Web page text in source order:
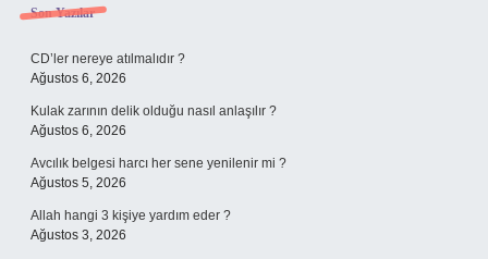
Sidebar
Son Yazılar
CD’ler nereye atılmalıdır ?
Ağustos 6, 2026
Kulak zarının delik olduğu nasıl anlaşılır ?
Ağustos 6, 2026
Avcılık belgesi harcı her sene yenilenir mi ?
Ağustos 5, 2026
Allah hangi 3 kişiye yardım eder ?
Ağustos 3, 2026